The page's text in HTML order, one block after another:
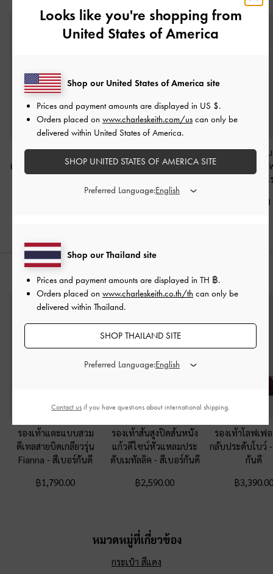
กระเป๋าถือดีเทลสายคาด
แบบผูกปมรุ่น Tricha-สี
กระเป๋าถือรุ่น Noane-สี
ไวน์เบอร์รี่เรด
฿2,790.00
กระเป๋าใส่บัตรแ
ซิปด้านข้างรุ่น
ไวน์เบอร์รี่
฿990.00
สไตล์ลุคด้วย
รองเท้าแตะแบบสวม
ดีเทลสายบิดเกลียวรุ่น
Fianna-สีเบอร์กันดี
฿1,790.00
รองเท้าส้นสูงปิดส้นหนัง
แก้วดีไซน์หัวแหลมประ
ดับเมทัลลิค - สีเบอร์กันดี
฿2,590.00
รองเท้าโลฟเฟ
กลับประดับโบว์
กันดี
฿3,390.00
หมวดหมู่ที่เกี่ยวข้อง
กระเป๋า สีแดง
Looks like you're shopping from
United States of America
Shop our Thailand site
Prices and payment amounts are displayed in TH ฿.
Orders placed on www.charleskeith.co.th/th can only be
delivered within Thailand.
SHOP THAILAND SITE
Preferred Language:
Shop our United States of America site
Prices and payment amounts are displayed in US $.
Orders placed on www.charleskeith.com/us can only be
delivered within United States of America.
SHOP UNITED STATES OF AMERICA SITE
Preferred Language:
Contact us if you have questions about international shipping.